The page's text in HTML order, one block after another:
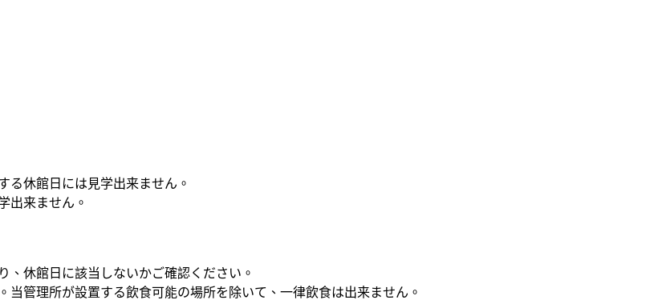
る休館日には見学出来ません。
出来ません。
、休館日に該当しないかご確認ください。
管理所が設置する飲食可能の場所を除いて、一律飲食は出来ません。